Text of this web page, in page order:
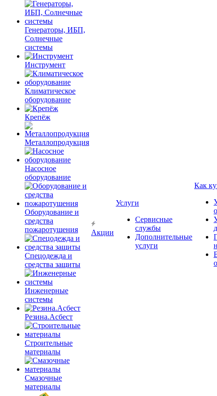
Генераторы, ИБП,
Солнечные
системы
Инструмент
Климатическое
оборудование
Крепёж
Металлопродукция
Насосное
оборудование
Оборудование и
средства
пожаротушения
Спецодежда и
средства защиты
Инженерные
системы
Резина.Асбест
Строительные
материалы
Смазочные
материалы
Акции
Услуги
Сервисные
службы
Дополнительные
услуги
Как